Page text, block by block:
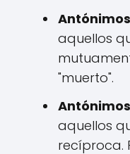
aquellos
"muerto".
aquellos
recíproca.